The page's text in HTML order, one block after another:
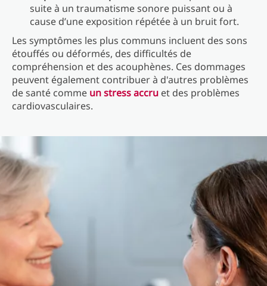
suite à un traumatisme sonore puissant ou à
cause d’une exposition répétée à un bruit fort.
Les symptômes les plus communs incluent des sons
étouffés ou déformés, des difficultés de
compréhension et des acouphènes. Ces dommages
peuvent également contribuer à d'autres problèmes
de santé comme un stress accru et des problèmes
cardiovasculaires.